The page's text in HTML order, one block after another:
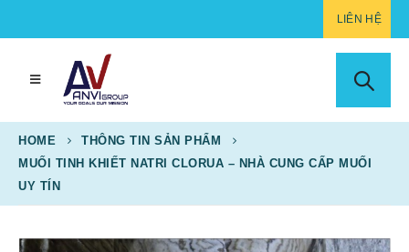
LIÊN HỆ
HOME
THÔNG TIN SẢN PHẨM
MUỐI TINH KHIẾT NATRI CLORUA – NHÀ CUNG CẤP MUỐI
UY TÍN